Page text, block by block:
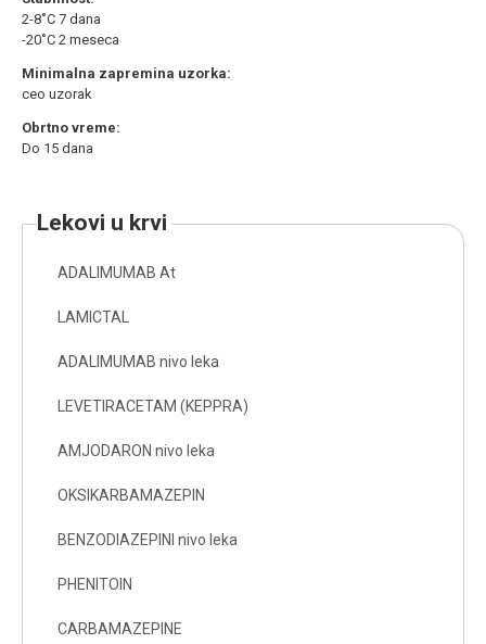
2-8˚C 7 dana
-20˚C 2 meseca
Minimalna zapremina uzorka:
ceo uzorak
Obrtno vreme:
Do 15 dana
lekovi u krvi
ADALIMUMAB At
LAMICTAL
ADALIMUMAB nivo leka
LEVETIRACETAM (KEPPRA)
AMJODARON nivo leka
OKSIKARBAMAZEPIN
BENZODIAZEPINI nivo leka
PHENITOIN
CARBAMAZEPINE